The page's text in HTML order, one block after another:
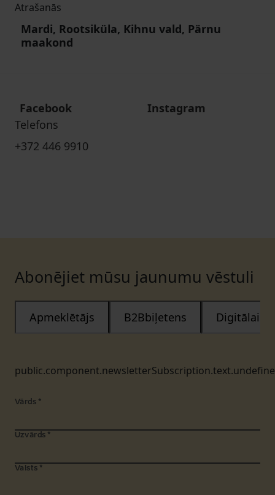
Atrašanās
Mardi, Rootsiküla, Kihnu vald, Pärnu
maakond
Facebook
Instagram
Telefons
+372 446 9910
Abonējiet mūsu jaunumu vēstuli
Apmeklētājs B2Bbiļetens Digitālais
Vārds *
Uzvārds *
Valsts *